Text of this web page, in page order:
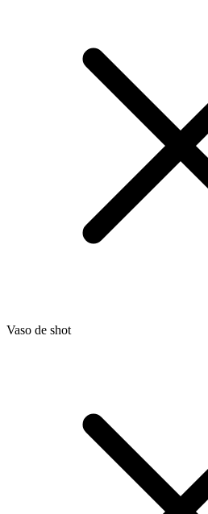
Vaso de shot